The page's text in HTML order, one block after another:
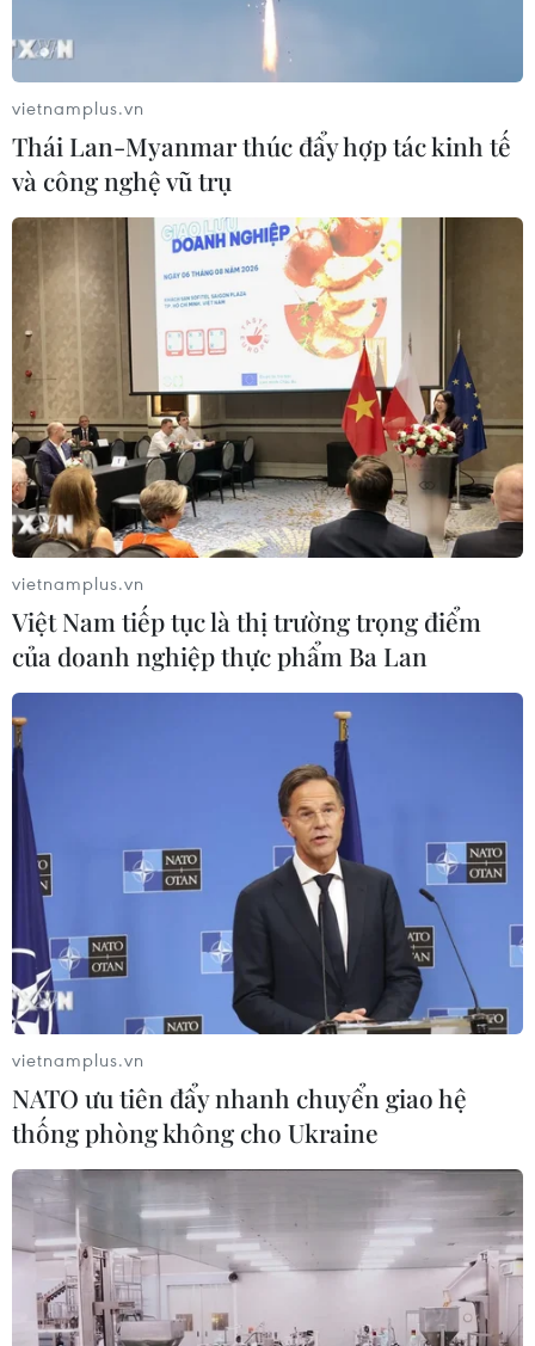
vietnamplus.vn
Thái Lan-Myanmar thúc đẩy hợp tác kinh tế
và công nghệ vũ trụ
vietnamplus.vn
Việt Nam tiếp tục là thị trường trọng điểm
của doanh nghiệp thực phẩm Ba Lan
vietnamplus.vn
NATO ưu tiên đẩy nhanh chuyển giao hệ
thống phòng không cho Ukraine